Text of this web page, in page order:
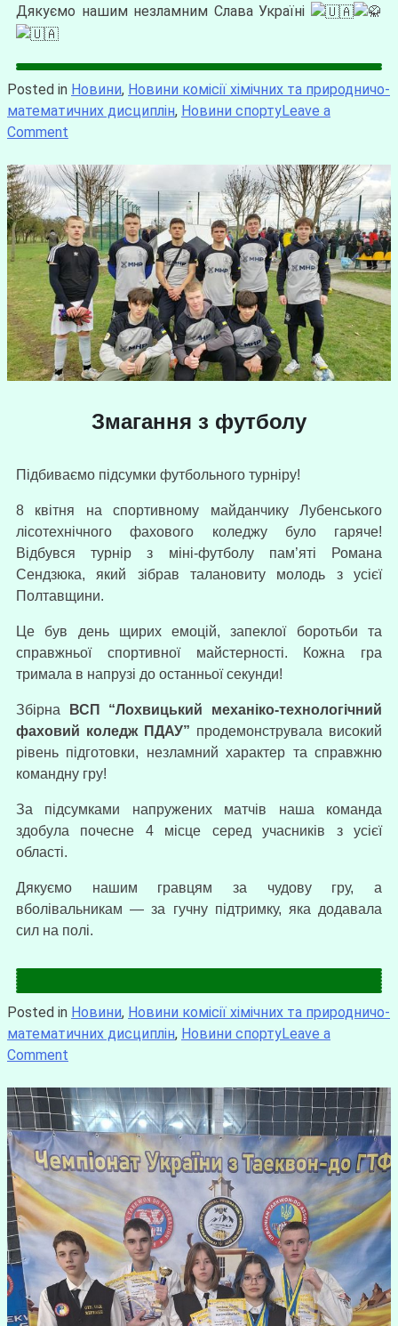
Дякуємо нашим незламним Слава Україні
Posted in Новини, Новини комісії хімічних та природничо-
математичних дисциплін, Новини спортуLeave a
Comment
Змагання з футболу
Підбиваємо підсумки футбольного турніру!
8 квітня на спортивному майданчику Лубенського
лісотехнічного фахового коледжу було гаряче!
Відбувся турнір з міні-футболу пам’яті Романа
Сендзюка, який зібрав талановиту молодь з усієї
Полтавщини.
Це був день щирих емоцій, запеклої боротьби та
справжньої спортивної майстерності. Кожна гра
тримала в напрузі до останньої секунди!
Збірна
ВСП “Лохвицький механіко-технологічний
фаховий коледж ПДАУ” продемонструвала високий
рівень підготовки, незламний характер та справжню
командну гру!
За підсумками напружених матчів наша команда
здобула почесне 4 місце серед учасників з усієї
області.
Дякуємо нашим гравцям за чудову гру, а
вболівальникам — за гучну підтримку, яка додавала
сил на полі.
Posted in Новини, Новини комісії хімічних та природничо-
математичних дисциплін, Новини спортуLeave a
Comment